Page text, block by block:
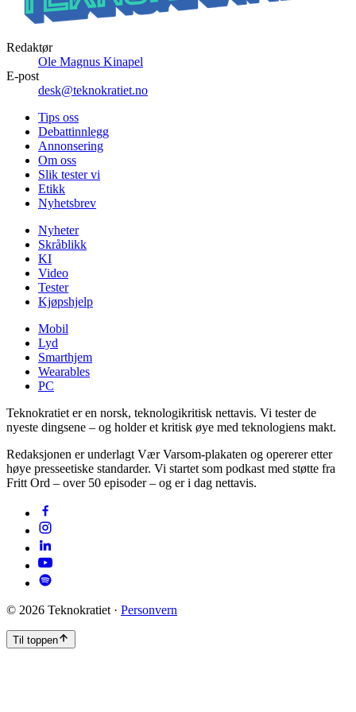
Redaktør
Ole Magnus Kinapel
E-post
desk@teknokratiet.no
Tips oss
Debattinnlegg
Annonsering
Om oss
Slik tester vi
Etikk
Nyhetsbrev
Nyheter
Skråblikk
KI
Video
Tester
Kjøpshjelp
Mobil
Lyd
Smarthjem
Wearables
PC
Teknokratiet er en norsk, teknologikritisk nettavis. Vi tester de
nyeste dingsene – og holder et kritisk øye med teknologiens makt.
Redaksjonen er underlagt Vær Varsom-plakaten og opererer etter
høye presseetiske standarder. Vi startet som podkast med støtte fra
Fritt Ord – over 50 episoder – og er i dag nettavis.
© 2026 Teknokratiet · Personvern
Til toppen